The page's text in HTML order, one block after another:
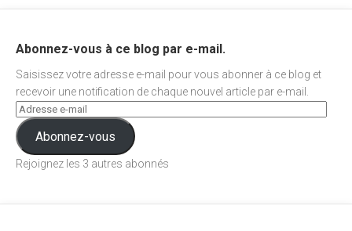
Abonnez-vous à ce blog par e-mail.
Saisissez votre adresse e-mail pour vous abonner à ce blog et
recevoir une notification de chaque nouvel article par e-mail.
Abonnez-vous
Rejoignez les 3 autres abonnés